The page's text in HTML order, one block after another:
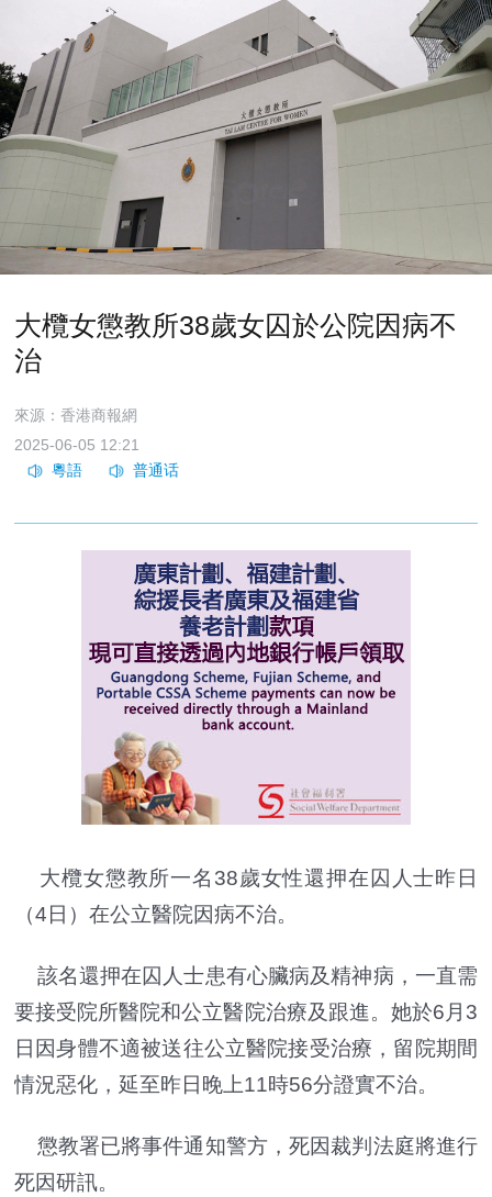
大欖女懲教所38歲女囚於公院因病不
治
來源：香港商報網
2025-06-05 12:21
大欖女懲教所一名38歲女性還押在囚人士昨日
（4日）在公立醫院因病不治。
該名還押在囚人士患有心臟病及精神病，一直需
要接受院所醫院和公立醫院治療及跟進。她於6月3
日因身體不適被送往公立醫院接受治療，留院期間
情況惡化，延至昨日晚上11時56分證實不治。
懲教署已將事件通知警方，死因裁判法庭將進行
死因研訊。